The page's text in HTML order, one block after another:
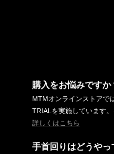
購入をお悩みですか
MTMオンラインストアで
TRIALを実施しています。
詳しくはこちら
手首回りはどうやっ